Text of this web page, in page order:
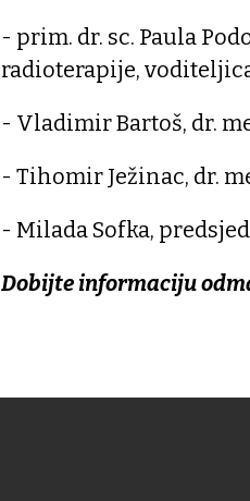
- prim. dr. sc. Paula
radioterapije,
- Vladimir Bartoš, dr.
- Tihomir Ježinac, dr.
- Milada Sofka,
Dobijte informaciju